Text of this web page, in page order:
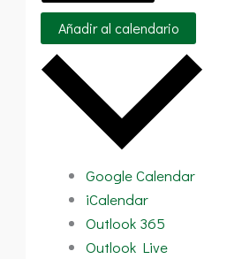
Añadir al calendario
Google Calendar
iCalendar
Outlook 365
Outlook Live